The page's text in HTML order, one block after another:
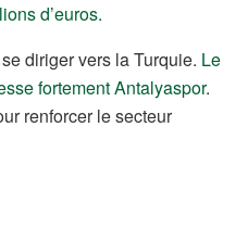
d’euros.
diriger vers la Turquie. Le
fortement Antalyaspor.
renforcer le secteur